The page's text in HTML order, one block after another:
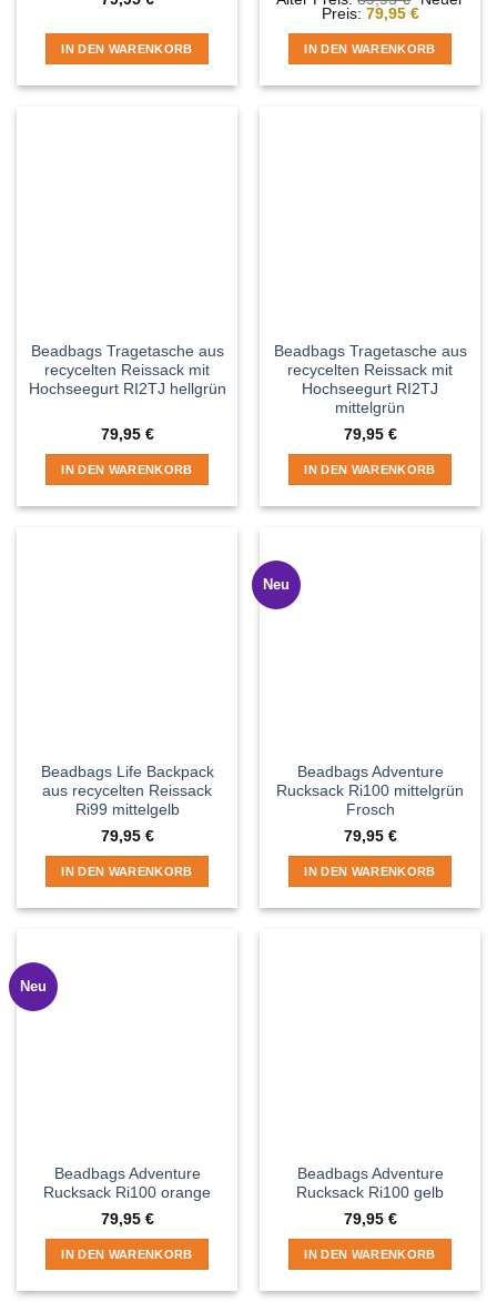
IN DEN WARENKORB
Preis
89,95 €
Preis: 79,95 €Aktueller
ist:
79,95 €.
IN DEN WARENKORB
Beadbags Tragetasche aus
recycelten Reissack mit
Hochseegurt RI2TJ hellgrün
79,95 €
IN DEN WARENKORB
Beadbags Tragetasche aus
recycelten Reissack mit
Hochseegurt RI2TJ
mittelgrün
79,95 €
IN DEN WARENKORB
Beadbags Life Backpack
aus recycelten Reissack
Ri99 mittelgelb
79,95 €
IN DEN WARENKORB
Neu
Beadbags Adventure
Rucksack Ri100 mittelgrün
Frosch
79,95 €
IN DEN WARENKORB
Neu
Beadbags Adventure
Rucksack Ri100 orange
79,95 €
IN DEN WARENKORB
Beadbags Adventure
Rucksack Ri100 gelb
79,95 €
IN DEN WARENKORB